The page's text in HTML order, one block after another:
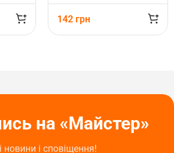
142 грн
на «Майстер»
і сповіщення!